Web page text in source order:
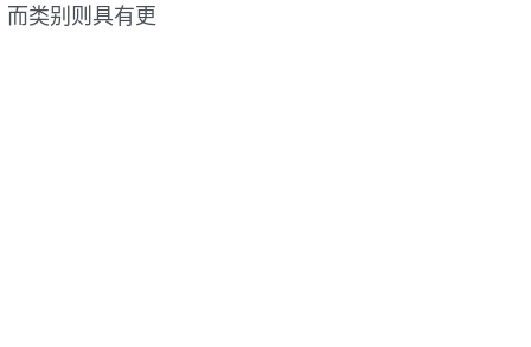
类别则具有更